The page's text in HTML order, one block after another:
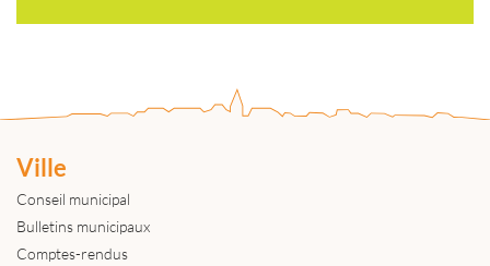
Ville
Conseil municipal
Bulletins municipaux
Comptes-rendus